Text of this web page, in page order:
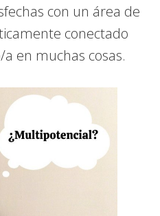
con un área de
conectado
en muchas cosas.